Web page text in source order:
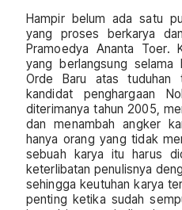
Hampir belum ada satu
yang proses berkarya
Pramoedya Ananta Toer.
yang berlangsung selama
Orde Baru atas tuduhan
kandidat penghargaan
diterimanya tahun 2005,
dan menambah angker
hanya orang yang tidak
sebuah karya itu harus
keterlibatan penulisnya
sehingga keutuhan karya
penting ketika sudah